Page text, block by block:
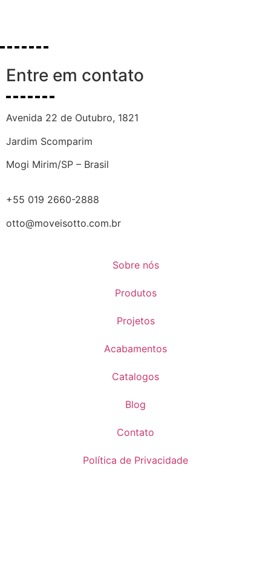
Entre em contato
Avenida 22 de Outubro, 1821
Jardim Scomparim
Mogi Mirim/SP – Brasil
+55 019 2660-2888
otto@moveisotto.com.br
Sobre nós
Produtos
Projetos
Acabamentos
Catalogos
Blog
Contato
Política de Privacidade